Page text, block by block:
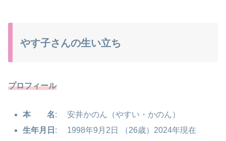
やす子さんの生い立ち
プロフィール
本 名: 安井かのん（やすい・かのん）
生年月日 : 1998年9月2日 （26歳）2024年現在